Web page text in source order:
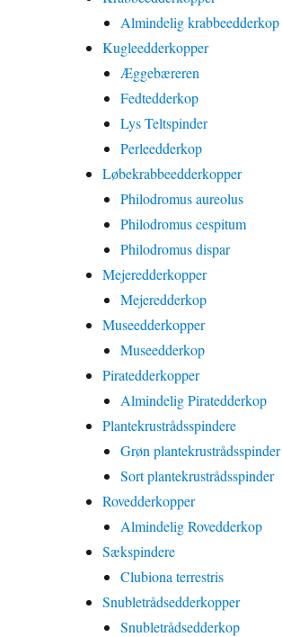
Almindelig krabbeedderkop
Kugleedderkopper
Æggebæreren
Fedtedderkop
Lys Teltspinder
Perleedderkop
Løbekrabbeedderkopper
Philodromus aureolus
Philodromus cespitum
Philodromus dispar
Mejeredderkopper
Mejeredderkop
Museedderkopper
Museedderkop
Piratedderkopper
Almindelig Piratedderkop
Plantekrustrådsspindere
Grøn plantekrustrådsspinder
Sort plantekrustrådsspinder
Rovedderkopper
Almindelig Rovedderkop
Sækspindere
Clubiona terrestris
Snubletrådsedderkopper
Snubletrådsedderkop